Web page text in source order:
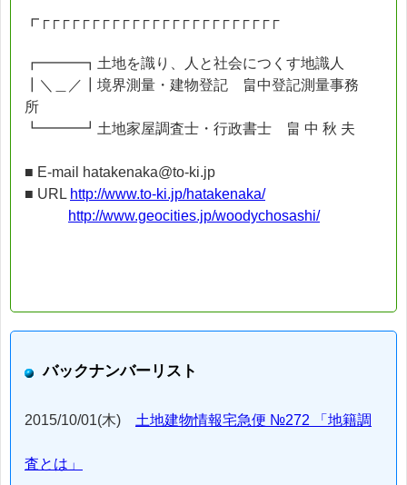
┏┌┌┌┌┌┌┌┌┌┌┌┌┌┌┌┌┌┌┌┌┌┌┌┌
┏━━━┓土地を識り、人と社会につくす地識人
┃＼＿／┃境界測量・建物登記 畠中登記測量事務
所
┗━━━┛土地家屋調査士・行政書士 畠 中 秋 夫
■ E-mail hatakenaka@to-ki.jp
■ URL http://www.to-ki.jp/hatakenaka/
http://www.geocities.jp/woodychosashi/
バックナンバーリスト
2015/10/01(木) 土地建物情報宅急便 №272 「地籍調
査とは」